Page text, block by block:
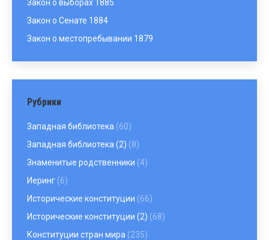
Закон о выборах 1885
Закон о Сенате 1884
Закон о местопребывании 1879
Рубрики
Западная библиотека (60)
Западная библиотека (2) (8)
Знаменитые родственники (4)
Иеринг (6)
Исторические конституции (66)
Исторические конституции (2) (68)
Конституции стран мира (235)